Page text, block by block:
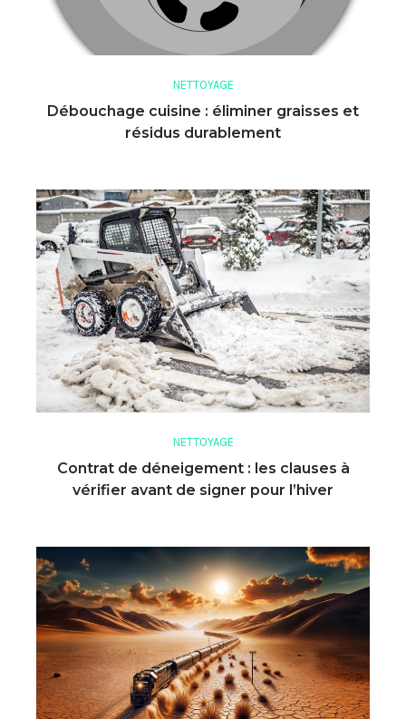
NETTOYAGE
Débouchage cuisine : éliminer graisses et
résidus durablement
NETTOYAGE
Contrat de déneigement : les clauses à
vérifier avant de signer pour l’hiver